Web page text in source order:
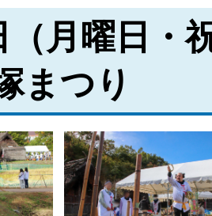
（月曜日・
まつり